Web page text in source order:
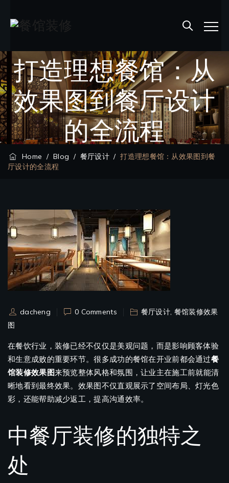
打造理想餐馆：从
效果图到餐厅设计
的全流程
Home / Blog / 餐厅设计/打造理想餐馆：从效果图到餐
厅设计的全流程
dacheng 0 Comments 餐厅设计, 餐馆装修效果
图
在餐饮行业，装修已经不仅仅是美观问题，而是影响顾客体验
和生意成败的重要环节。很多成功的餐馆在开业前都会通过餐
馆装修效果图来预览整体风格和氛围，让业主在施工前就能清
晰地看到最终效果。效果图不仅直观展示了空间布局、灯光色
彩，还能帮助减少返工，提高沟通效率。
中餐厅装修的独特之
处